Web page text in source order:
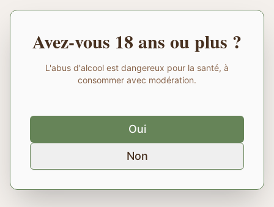
Avez-vous 18 ans ou plus ?
L'abus d'alcool est dangereux pour la santé, à
consommer avec modération.
Oui
Non